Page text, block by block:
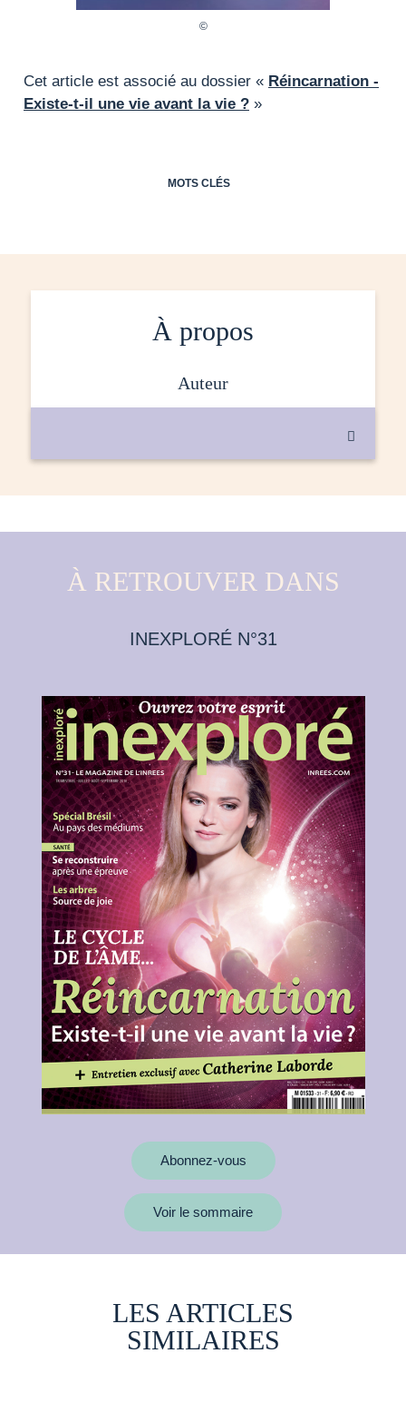
Cet article est associé au dossier « Réincarnation -
Existe-t-il une vie avant la vie ? »
MOTS CLÉS
À propos
auteur

À RETROUVER DANS
INEXPLORÉ N°31
Abonnez-vous
Voir le sommaire
LES ARTICLES
SIMILAIRES